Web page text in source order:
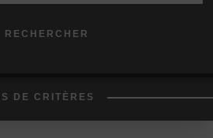
RECHERCHER
DE CRITÈRES